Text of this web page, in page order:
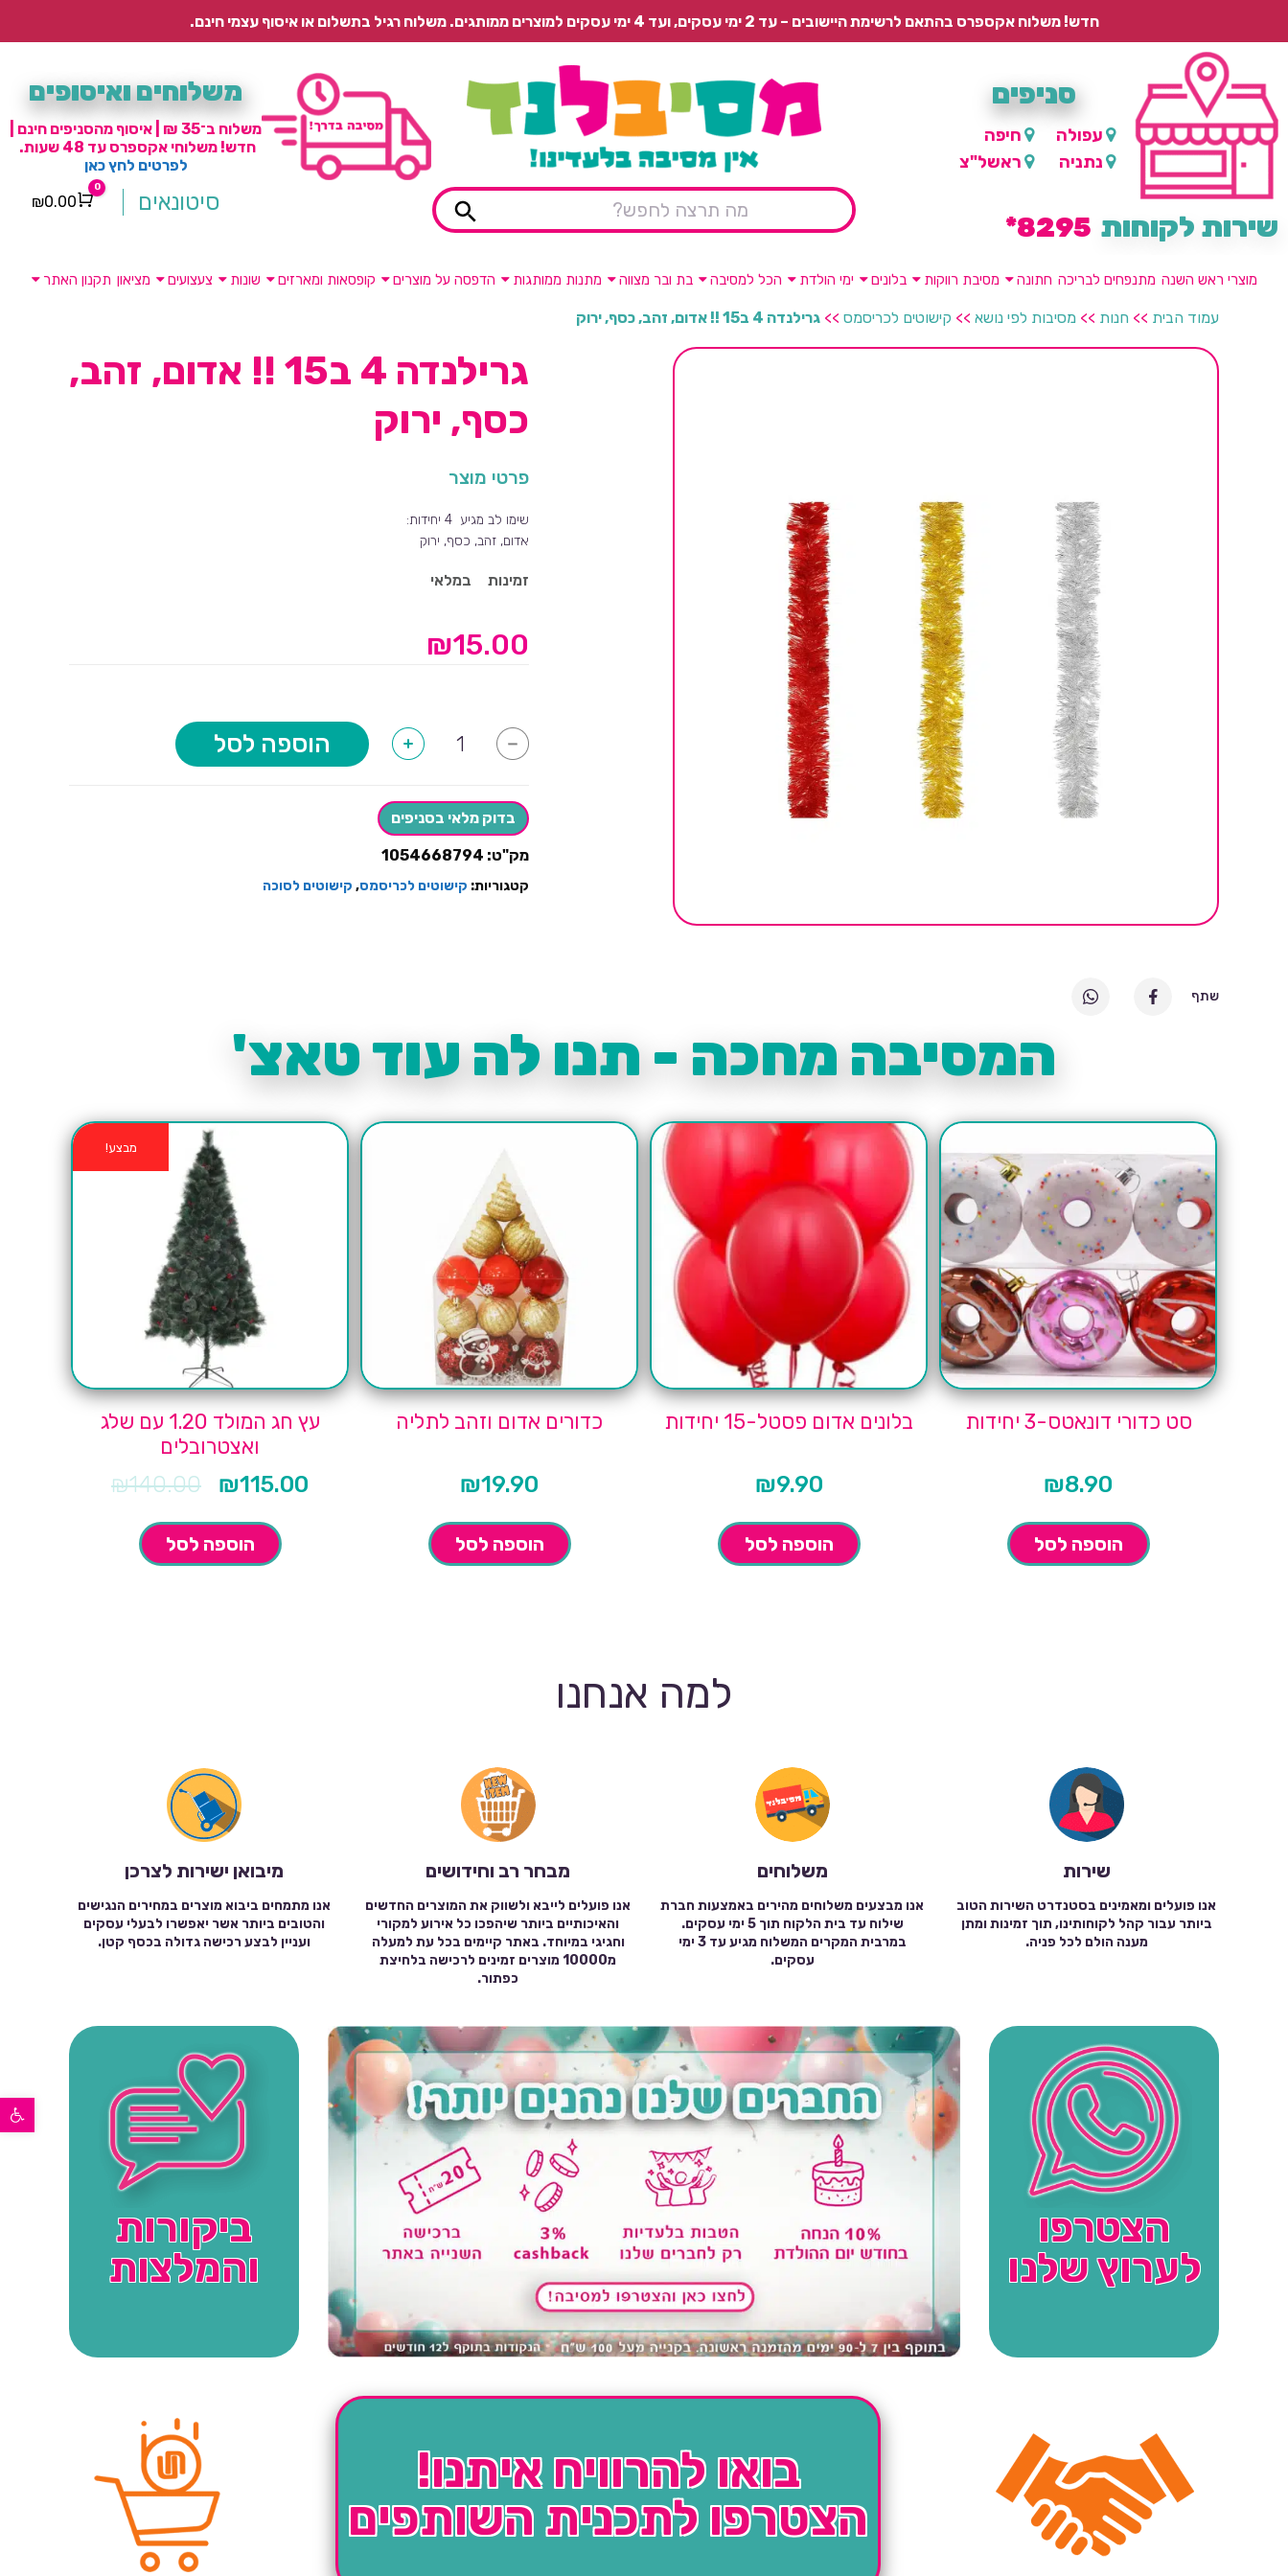
פתח סרגל נגישות
חדש! משלוח אקספרס בהתאם לרשימת היישובים – עד 2 ימי עסקים, ועד 4 ימי עסקים למוצרים ממותגים. משלוח רגיל בתשלום או איסוף עצמי חינם.
סניפים
עפולה
חיפה
נתניה
ראשל"צ
שירות לקוחות 8295*
משלוחים ואיסופים
משלוח ב־35 ₪ | איסוף מהסניפים חינם |
חדש! משלוחי אקספרס עד 48 שעות.
לפרטים לחץ כאן
סיטונאים Cart
0
₪0.00
מוצרי ראש השנה מתנפחים לבריכה חתונה מסיבת רווקות בלונים ימי הולדת הכל למסיבה בת ובר מצווה מתנות ממותגות הדפסה על מוצרים קופסאות ומארזים שונות צעצועים מציאון תקנון האתר
עמוד הבית >> חנות >> מסיבות לפי נושא >> קישוטים לכריסמס >> גרילנדה 4 ב15 !! אדום, זהב, כסף, ירוק
שתף
גרילנדה 4 ב15 !! אדום, זהב,
כסף, ירוק
פרטי מוצר
שימו לב מגיע 4 יחידות:
אדום, זהב, כסף, ירוק
זמינות במלאי
₪15.00
-
של
!!
אדום,
זהב,
כסף,
+ הוספה לסל
בדוק מלאי בסניפים
מק"ט: 1054668794
קטגוריות: קישוטים לכריסמס, קישוטים לסוכה
המסיבה מחכה - תנו לה עוד טאצ'
סט כדורי דונאטס-3 יחידות
₪8.90
הוספה לסל
בלונים אדום פסטל-15 יחידות
₪9.90
הוספה לסל
כדורים אדום וזהב לתליה
₪19.90
הוספה לסל
מבצע!
עץ חג המולד 1.20 עם שלג
ואצטרובלים
₪140.00
המחיר
המקורי
₪140.00.
₪115.00
הוספה לסל
למה אנחנו
שירות
אנו פועלים ומאמינים בסטנדרט השירות הטוב
ביותר עבור קהל לקוחותינו, תוך זמינות ומתן
מענה הולם לכל פניה.
משלוחים
אנו מבצעים משלוחים מהירים באמצעות חברת
שילוח עד בית הלקוח תוך 5 ימי עסקים.
במרבית המקרים המשלוח מגיע עד 3 ימי
עסקים.
מבחר רב וחידושים
אנו פועלים לייבא ולשווק את המוצרים החדשים
והאיכותיים ביותר שיהפכו כל אירוע למקורי
וחגיגי במיוחד. באתר קיימים בכל עת למעלה
מ10000 מוצרים זמינים לרכישה בלחיצת
כפתור.
מיבואן ישירות לצרכן
אנו מתמחים ביבוא מוצרים במחירים הנגישים
והטובים ביותר אשר יאפשרו לבעלי עסקים
ועניין לבצע רכישה גדולה בכסף קטן.
הצטרפו
לערוץ שלנו
ביקורות
והמלצות
בואו להרוויח איתנו!
הצטרפו לתכנית השותפים